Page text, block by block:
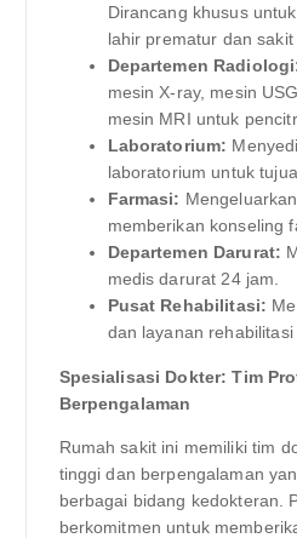
Dirancang khusus
lahir prematur dan sakit
Departemen
mesin X-ray, mesin
mesin MRI untuk
Laboratorium:
laboratorium untuk
Farmasi:
memberikan konseling
Departemen Darurat:
medis darurat 24 jam.
Pusat Rehabilitasi:
dan layanan rehabilitasi
Spesialisasi Dokter: Tim
Berpengalaman
Rumah sakit ini memiliki tim
tinggi dan berpengalaman
berbagai bidang kedokteran.
berkomitmen untuk